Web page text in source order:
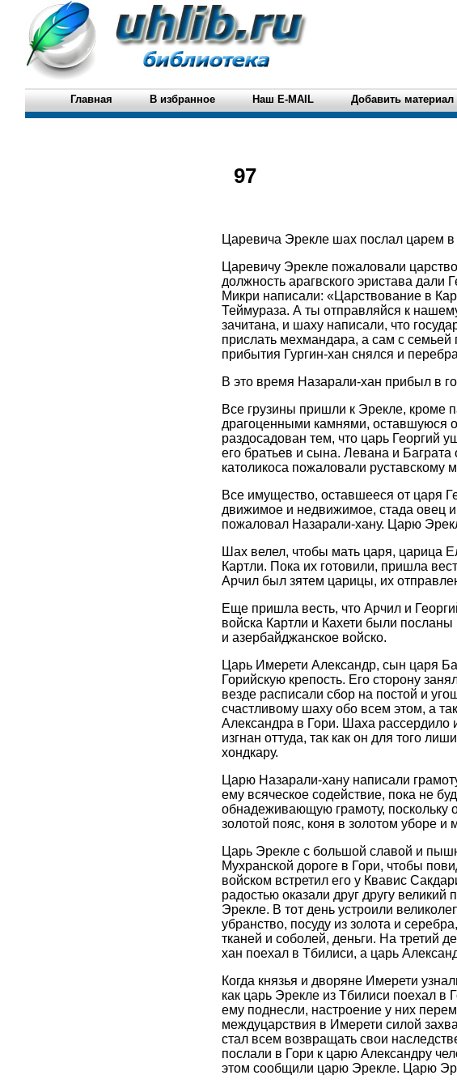
Главная В избранное Наш E-MAIL Добавить материал
97
Царевича Эрекле шах послал царем в
Царевичу Эрекле пожаловали
должность арагвского эристава
Микри написали: «Царствование в
Теймураза. А ты отправляйся к
зачитана, и шаху написали, что
прислать мехмандара, а сам с
прибытия Гургин-хан снялся и
В это время Назарали-хан прибыл в
Все грузины пришли к Эрекле, кроме
драгоценными камнями, оставшуюся
раздосадован тем, что царь Георгий
его братьев и сына. Левана и
католикоса пожаловали руставскому
Все имущество, оставшееся от царя
движимое и недвижимое, стада овец и
пожаловал Назарали-хану. Царю
Шах велел, чтобы мать царя, царица
Картли. Пока их готовили, пришла
Арчил был зятем царицы, их
Еще пришла весть, что Арчил и
войска Картли и Кахети были
и азербайджанское войско.
Царь Имерети Александр, сын царя
Горийскую крепость. Его сторону
везде расписали сбор на постой и
счастливому шаху обо всем этом, а
Александра в Гори. Шаха рассердило
изгнан оттуда, так как он для того
хондкару.
Царю Назарали-хану написали
ему всяческое содействие, пока не
обнадеживающую грамоту, поскольку
золотой пояс, коня в золотом уборе и
Царь Эрекле с большой славой и
Мухранской дороге в Гори, чтобы
войском встретил его у Квавис
радостью оказали друг другу
Эрекле. В тот день устроили
убранство, посуду из золота и
тканей и соболей, деньги. На третий
хан поехал в Тбилиси, а царь
Когда князья и дворяне Имерети
как царь Эрекле из Тбилиси поехал в
ему поднесли, настроение у них
междуцарствия в Имерети силой
стал всем возвращать свои
послали в Гори к царю Александру
этом сообщили царю Эрекле. Царю